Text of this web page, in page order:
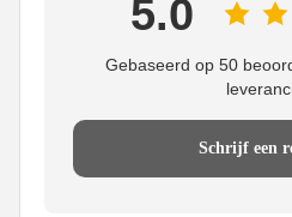
5.0
Gebaseerd op 50
Schrijf een